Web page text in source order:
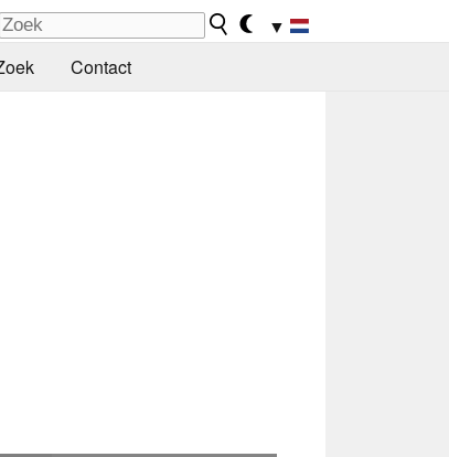
▼
Contact